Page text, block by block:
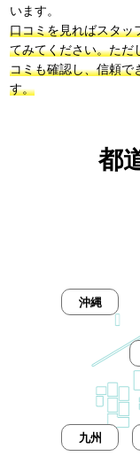
います。
口コミを見ればスタッ
てみてください。ただ
コミも確認し、信頼で
す。
都
九州
沖縄